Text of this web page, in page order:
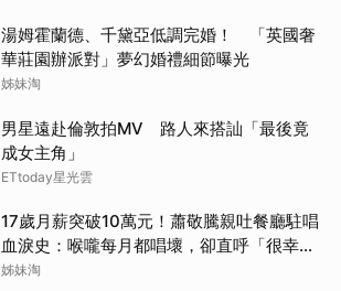
湯姆霍蘭德、千黛亞低調完婚！ 「英國奢
華莊園辦派對」夢幻婚禮細節曝光
姊妹淘
男星遠赴倫敦拍MV 路人來搭訕「最後竟
成女主角」
ETtoday星光雲
17歲月薪突破10萬元！蕭敬騰親吐餐廳駐唱
血淚史：喉嚨每月都唱壞，卻直呼「很幸
福」
姊妹淘